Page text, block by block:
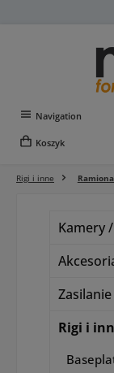
Navigation
Koszyk
Rigi i inne
Kamery
Zasilanie
Rigi i